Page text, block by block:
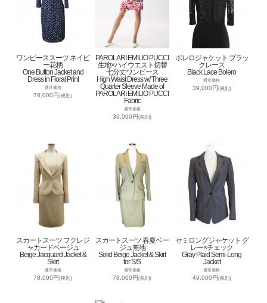
ワンピーススーツ ネイビ
ー花柄
One Button Jacket and
Dress in Floral Print
通常価格
78,000円(税別)
PAROLARI EMILIO PUCCI
生地×ハイウエスト切替
七分丈ワンピース
High Waist Dress w/ Three
Quarter Sleeve Made of
PAROLARI EMILIO PUCCI
Fabric
通常価格
39,000円(税別)
ボレロジャケット ブラッ
クレース
Black Lace Bolero
通常価格
39,000円(税別)
スカートスーツ フクレジ
ャカードベージュ
Beige Jacquard Jacket &
Skirt
通常価格
78,000円(税別)
スカートスーツ 春夏ベー
ジュ無地
Solid Beige Jacket & Skirt
for S/S
通常価格
78,000円(税別)
セミロングジャケット グ
レー×チェック
Gray Plaid Semi-Long
Jacket
通常価格
49,000円(税別)